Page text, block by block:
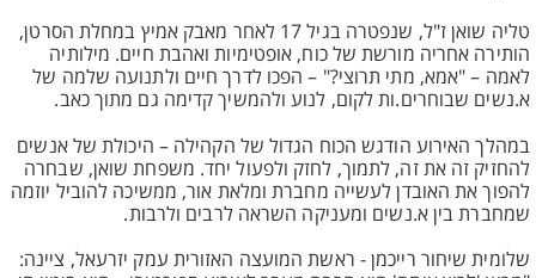
טליה שואן ז"ל, שנפטרה בגיל 17 לאחר מאבק אמיץ במחלת הסרטן,
הותירה אחריה מורשת של כוח, אופטימיות ואהבת חיים. מילותיה
לאמה – "אמא, מתי תרוצי?" – הפכו לדרך חיים ולתנועה שלמה של
א.נשים שבוחרים.ות לקום, לנוע ולהמשיך קדימה גם מתוך כאב.
במהלך האירוע הודגש הכוח הגדול של הקהילה – היכולת של אנשים
להחזיק זה את זה, לתמוך, לחזק ולפעול יחד. משפחת שואן, שבחרה
להפוך את האובדן לעשייה מחברת ומלאת אור, ממשיכה להוביל יוזמה
שמחברת בין א.נשים ומעניקה השראה לרבים ולרבות.
שלומית שיחור רייכמן - ראשת המועצה האזורית עמק יזרעאל, ציינה: